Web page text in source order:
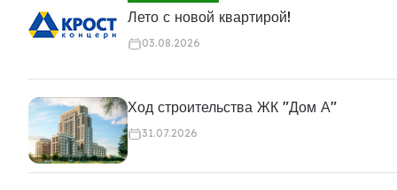
Лето с новой квартирой!
03.08.2026
Ход строительства ЖК "Дом А"
31.07.2026